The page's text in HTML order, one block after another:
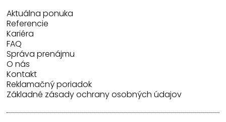
Aktuálna ponuka
Referencie
Kariéra
FAQ
Správa prenájmu
O nás
Kontakt
Reklamačný poriadok
Základné zásady ochrany osobných údajov